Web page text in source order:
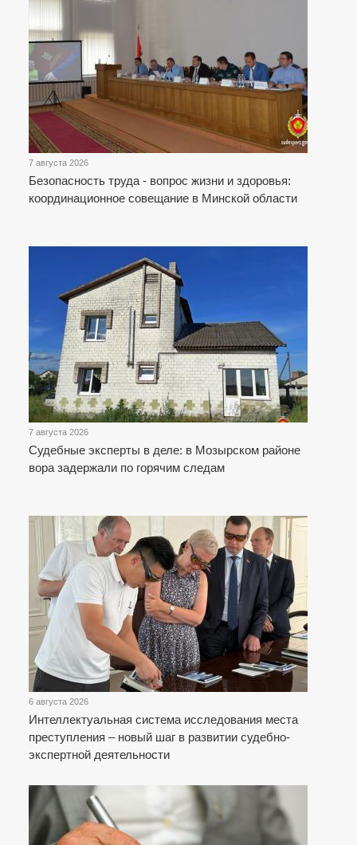
7 августа 2026
Безопасность труда - вопрос жизни и здоровья:
координационное совещание в Минской области
7 августа 2026
Судебные эксперты в деле: в Мозырском районе
вора задержали по горячим следам
6 августа 2026
Интеллектуальная система исследования места
преступления – новый шаг в развитии судебно-
экспертной деятельности